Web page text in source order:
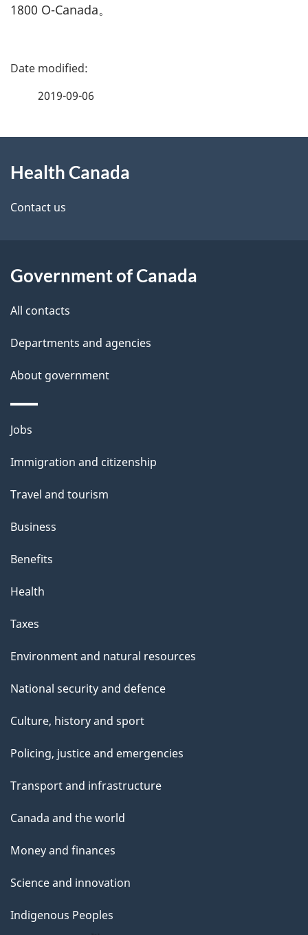
1800 O-Canada。
P
d
e
a
i
2019-09-06
this
site
Health Canada
Contact us
Government of Canada
All contacts
Departments and agencies
About government
Themes
topics
Jobs
Immigration and citizenship
Travel and tourism
Business
Benefits
Health
Taxes
Environment and natural resources
National security and defence
Culture, history and sport
Policing, justice and emergencies
Transport and infrastructure
Canada and the world
Money and finances
Science and innovation
Indigenous Peoples